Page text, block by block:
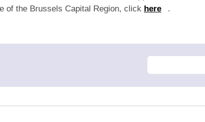
Brussels Capital Region, clickhere .